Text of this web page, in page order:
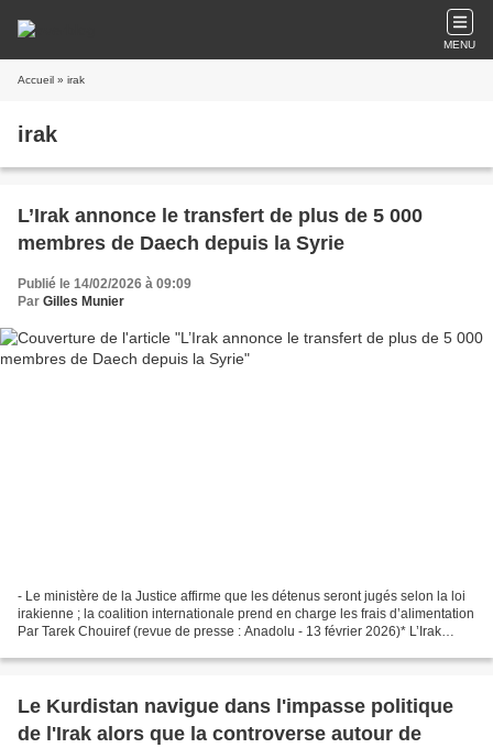
MENU
Accueil » irak
irak
L’Irak annonce le transfert de plus de 5 000
membres de Daech depuis la Syrie
Publié le 14/02/2026 à 09:09
Par Gilles Munier
- Le ministère de la Justice affirme que les détenus seront jugés selon la loi
irakienne ; la coalition internationale prend en charge les frais d’alimentation
Par Tarek Chouiref (revue de presse : Anadolu - 13 février 2026)* L’Irak
Le Kurdistan navigue dans l'impasse politique
de l'Irak alors que la controverse autour de